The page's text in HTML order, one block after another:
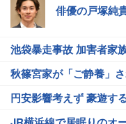
俳優の戸塚純
池袋暴走事故 加害者家
秋篠宮家が「ご静養」
円安影響考えず 豪遊す